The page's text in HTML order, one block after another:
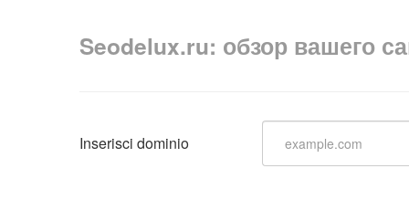
Seodelux.ru: обзор вашего
Inserisci dominio